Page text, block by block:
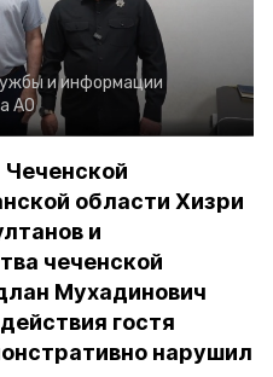
и информации
АО
области Хизри
и
чеченской
Мухадинович
гостя
нарушил